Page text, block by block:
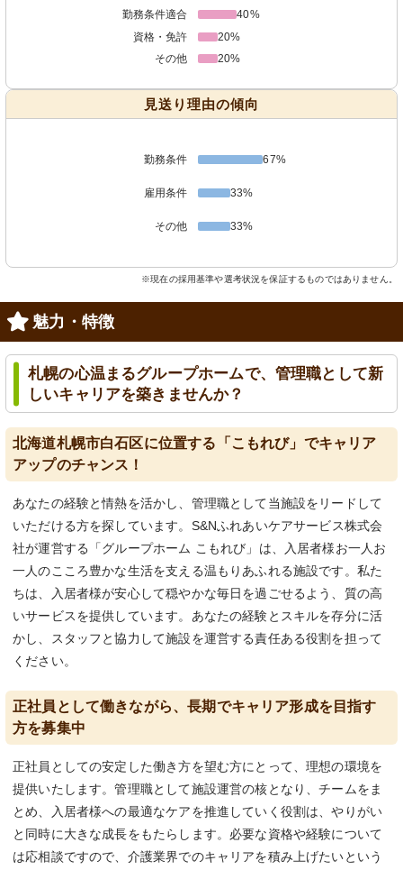
勤務条件適合
40%
資格・免許
20%
その他
20%
見送り理由の傾向
勤務条件 67%
雇用条件 33%
その他 33%
※現在の採用基準や選考状況を保証するものではありません。
魅力・特徴
札幌の心温まるグループホームで、管理職として新
しいキャリアを築きませんか？
北海道札幌市白石区に位置する「こもれび」でキャリア
アップのチャンス！
あなたの経験と情熱を活かし、管理職として当施設をリードして
いただける方を探しています。S&Nふれあいケアサービス株式会
社が運営する「グループホーム こもれび」は、入居者様お一人お
一人のこころ豊かな生活を支える温もりあふれる施設です。私た
ちは、入居者様が安心して穏やかな毎日を過ごせるよう、質の高
いサービスを提供しています。あなたの経験とスキルを存分に活
かし、スタッフと協力して施設を運営する責任ある役割を担って
ください。
正社員として働きながら、長期でキャリア形成を目指す
方を募集中
正社員としての安定した働き方を望む方にとって、理想の環境を
提供いたします。管理職として施設運営の核となり、チームをま
とめ、入居者様への最適なケアを推進していく役割は、やりがい
と同時に大きな成長をもたらします。必要な資格や経験について
は応相談ですので、介護業界でのキャリアを積み上げたいという